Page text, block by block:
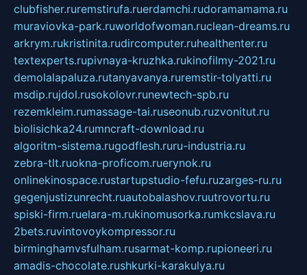
clubfisher.ruremstirufa.ruerdamchi.rudoramamama.ru
muraviovka-park.ruworldofwoman.ruclean-dreams.ru
arkrym.rukristinita.rudircomputer.ruhealthenter.ru
textexperts.rupivnaya-kruzhka.rukinofilmy-2021.ru
demolalapaluza.rutanyavanya.ruremstir-tolyatti.ru
msdip.rujdol.rusokolovr.runewtech-spb.ru
rezemkleim.rumassage-tai.ruseonub.ruzvonitut.ru
biolisichka24.rumncraft-download.ru
algoritm-sistema.rugodflesh.ruru-industria.ru
zebra-tlt.ruokna-proficom.ruerynok.ru
onlinekinospace.rustartupstudio-fefu.ruzarges-ru.ru
gegenjustizunrecht.ruautobalashov.ruutrovortu.ru
spiski-firm.ruelara-m.rukinomusorka.rumkcslava.ru
2bets.ruvintovoykompressor.ru
birminghamvsfulham.rusarmat-komp.rupioneeri.ru
amadis-chocolate.rushkurki-karakulya.ru